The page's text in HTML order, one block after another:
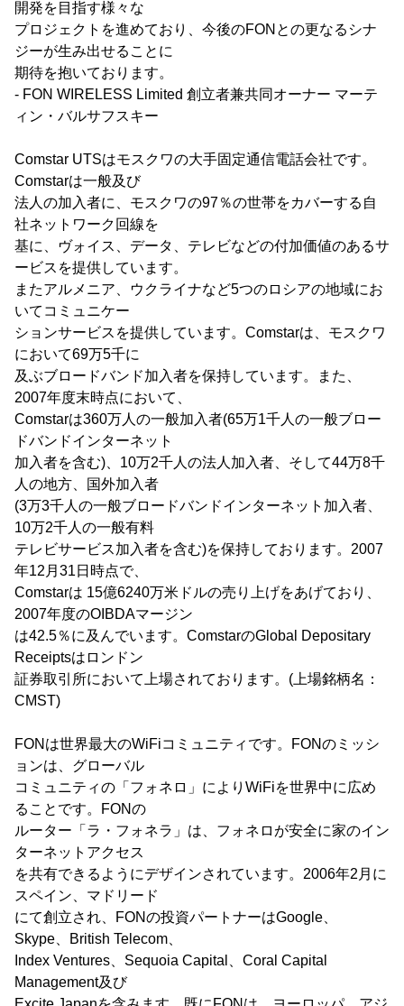
開発を目指す様々な
プロジェクトを進めており、今後のFONとの更なるシナ
ジーが生み出せることに
期待を抱いております。
- FON WIRELESS Limited 創立者兼共同オーナー マーテ
ィン・バルサフスキー
Comstar UTSはモスクワの大手固定通信電話会社です。
Comstarは一般及び
法人の加入者に、モスクワの97％の世帯をカバーする自
社ネットワーク回線を
基に、ヴォイス、データ、テレビなどの付加価値のあるサ
ービスを提供しています。
またアルメニア、ウクライナなど5つのロシアの地域にお
いてコミュニケー
ションサービスを提供しています。Comstarは、モスクワ
において69万5千に
及ぶブロードバンド加入者を保持しています。また、
2007年度末時点において、
Comstarは360万人の一般加入者(65万1千人の一般ブロー
ドバンドインターネット
加入者を含む)、10万2千人の法人加入者、そして44万8千
人の地方、国外加入者
(3万3千人の一般ブロードバンドインターネット加入者、
10万2千人の一般有料
テレビサービス加入者を含む)を保持しております。2007
年12月31日時点で、
Comstarは 15億6240万米ドルの売り上げをあげており、
2007年度のOIBDAマージン
は42.5％に及んでいます。ComstarのGlobal Depositary
Receiptsはロンドン
証券取引所において上場されております。(上場銘柄名：
CMST)
FONは世界最大のWiFiコミュニティです。FONのミッシ
ョンは、グローバル
コミュニティの「フォネロ」によりWiFiを世界中に広め
ることです。FONの
ルーター「ラ・フォネラ」は、フォネロが安全に家のイン
ターネットアクセス
を共有できるようにデザインされています。2006年2月に
スペイン、マドリード
にて創立され、FONの投資パートナーはGoogle、
Skype、British Telecom、
Index Ventures、Sequoia Capital、Coral Capital
Management及び